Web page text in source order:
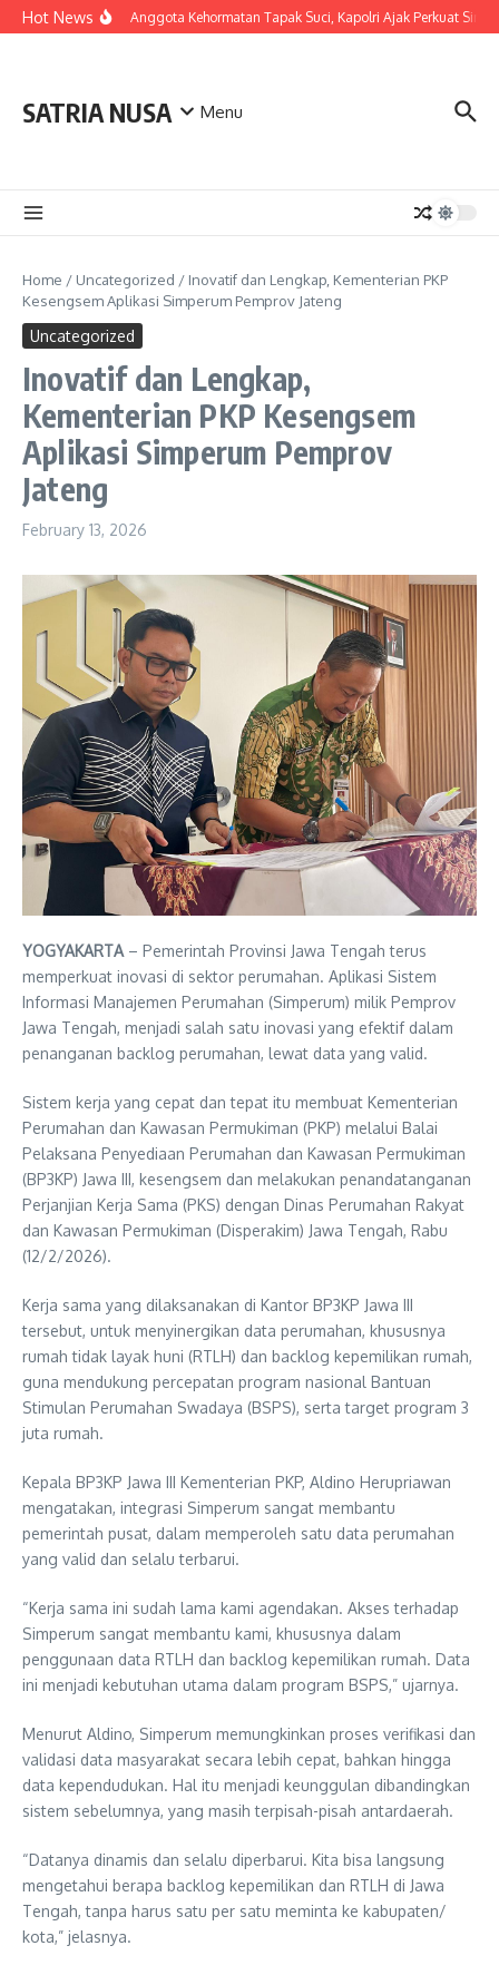
Skip to content
Hot News
LDianugerahi Anggota Kehormatan Tapak Suci, Kapolri Ajak Perkuat
SATRIA NUSA Menu
Home / Uncategorized / Inovatif dan Lengkap, Kementerian PKP
Kesengsem Aplikasi Simperum Pemprov Jateng
Uncategorized
Inovatif dan Lengkap,
Kementerian PKP Kesengsem
Aplikasi Simperum Pemprov
Jateng
February 13, 2026
YOGYAKARTA – Pemerintah Provinsi Jawa Tengah terus
memperkuat inovasi di sektor perumahan. Aplikasi Sistem
Informasi Manajemen Perumahan (Simperum) milik Pemprov
Jawa Tengah, menjadi salah satu inovasi yang efektif dalam
penanganan backlog perumahan, lewat data yang valid.
Sistem kerja yang cepat dan tepat itu membuat Kementerian
Perumahan dan Kawasan Permukiman (PKP) melalui Balai
Pelaksana Penyediaan Perumahan dan Kawasan Permukiman
(BP3KP) Jawa III, kesengsem dan melakukan penandatanganan
Perjanjian Kerja Sama (PKS) dengan Dinas Perumahan Rakyat
dan Kawasan Permukiman (Disperakim) Jawa Tengah, Rabu
(12/2/2026).
Kerja sama yang dilaksanakan di Kantor BP3KP Jawa III
tersebut, untuk menyinergikan data perumahan, khususnya
rumah tidak layak huni (RTLH) dan backlog kepemilikan rumah,
guna mendukung percepatan program nasional Bantuan
Stimulan Perumahan Swadaya (BSPS), serta target program 3
juta rumah.
Kepala BP3KP Jawa III Kementerian PKP, Aldino Herupriawan
mengatakan, integrasi Simperum sangat membantu
pemerintah pusat, dalam memperoleh satu data perumahan
yang valid dan selalu terbarui.
“Kerja sama ini sudah lama kami agendakan. Akses terhadap
Simperum sangat membantu kami, khususnya dalam
penggunaan data RTLH dan backlog kepemilikan rumah. Data
ini menjadi kebutuhan utama dalam program BSPS,” ujarnya.
Menurut Aldino, Simperum memungkinkan proses verifikasi dan
validasi data masyarakat secara lebih cepat, bahkan hingga
data kependudukan. Hal itu menjadi keunggulan dibandingkan
sistem sebelumnya, yang masih terpisah-pisah antardaerah.
“Datanya dinamis dan selalu diperbarui. Kita bisa langsung
mengetahui berapa backlog kepemilikan dan RTLH di Jawa
Tengah, tanpa harus satu per satu meminta ke kabupaten/
kota,” jelasnya.